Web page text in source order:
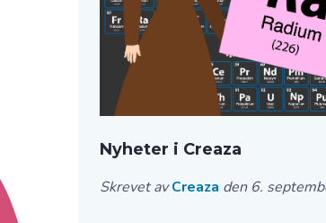
Nyheter i Creaza
Skrevet avCreaza den 6.